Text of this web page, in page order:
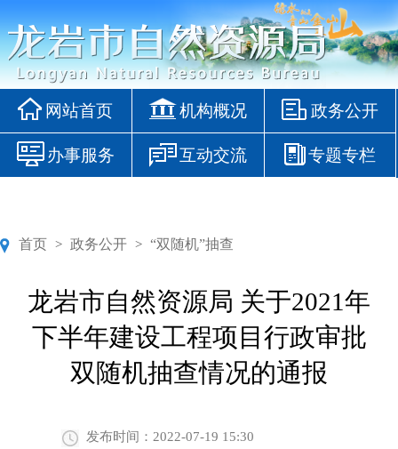
网站首页 机构概况 政务公开
办事服务 互动交流 专题专栏
首页 > 政务公开 > “双随机”抽查
龙岩市自然资源局 关于2021年
下半年建设工程项目行政审批
双随机抽查情况的通报
发布时间：2022-07-19 15:30